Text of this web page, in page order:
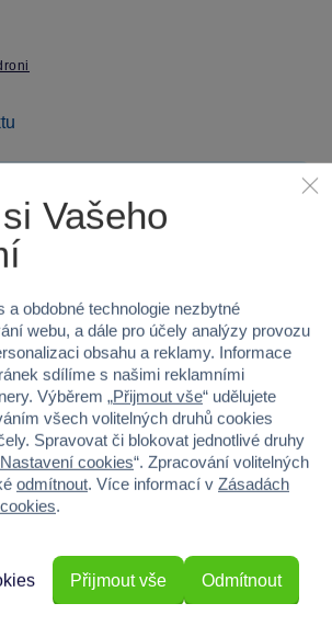
54A-1335-0UNIAND
3
HOLKA
17
35
Vašeho
a obdobné technologie nezbytné
webu, a dále pro účely analýzy provozu
obsahu a reklamy. Informace
sdílíme s našimi reklamními
Výběrem „Přijmout vše“ udělujete
všech volitelných druhů cookies
Spravovat či blokovat jednotlivé druhy
Nastavení cookies“. Zpracování volitelných
odmítnout. Více informací v Zásadách
.
Odmítnout
Přijmout vše